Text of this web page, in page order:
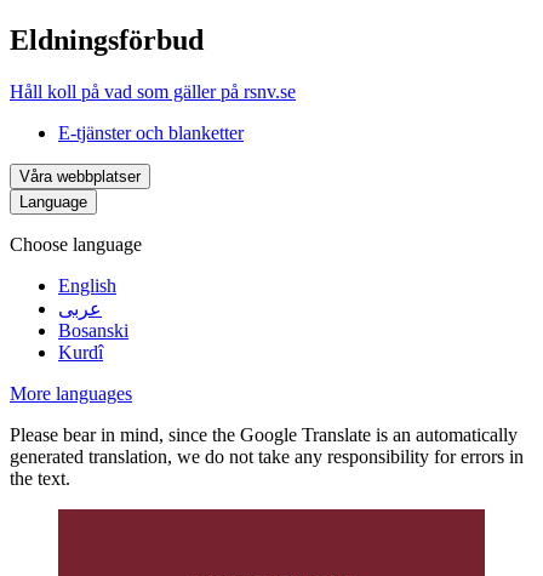
Eldningsförbud
Håll koll på vad som gäller på rsnv.se
E-tjänster och blanketter
Våra webbplatser
Language
Choose language
English
عربى
Bosanski
Kurdî
More languages
Please bear in mind, since the Google Translate is an automatically
generated translation, we do not take any responsibility for errors in
the text.